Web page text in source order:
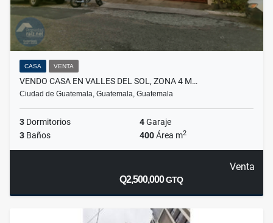
CASA VENTA
VENDO CASA EN VALLES DEL SOL, ZONA 4 M…
Ciudad de Guatemala, Guatemala, Guatemala
3 Dormitorios 4Garaje
3 Baños 400Área m2
Venta
Q2,500,000GTQ